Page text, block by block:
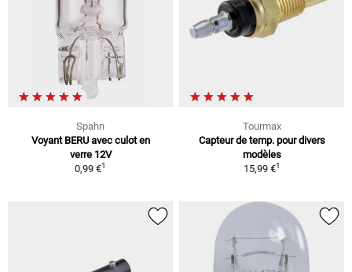
Spahn
Voyant BERU avec culot en
verre 12V
0,99 €1
Tourmax
Capteur de temp. pour divers
modèles
15,99 €1